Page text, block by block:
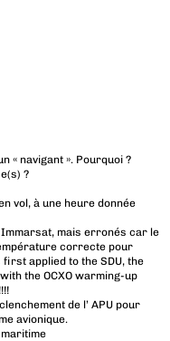
« navigant ». Pourquoi ?
?
vol, à une heure donnée
mais erronés car le
correcte pour
applied to the SDU, the
the OCXO warming-up
de l’ APU pour
avionique.